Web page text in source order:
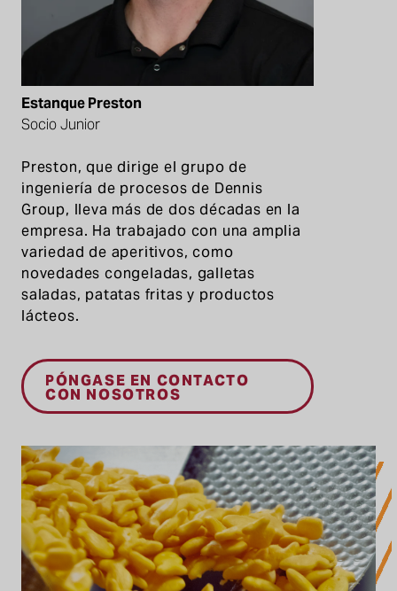
Estanque Preston
Socio Junior
Preston, que dirige el grupo de
ingeniería de procesos de Dennis
Group, lleva más de dos décadas en la
empresa. Ha trabajado con una amplia
variedad de aperitivos, como
novedades congeladas, galletas
saladas, patatas fritas y productos
lácteos.
PÓNGASE EN CONTACTO
CON NOSOTROS